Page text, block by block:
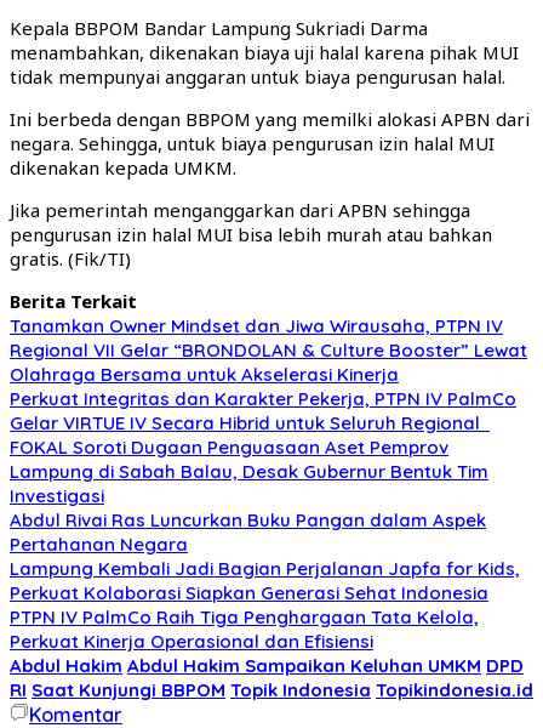
Kepala BBPOM Bandar Lampung Sukriadi Darma
menambahkan, dikenakan biaya uji halal karena pihak MUI
tidak mempunyai anggaran untuk biaya pengurusan halal.
Ini berbeda dengan BBPOM yang memilki alokasi APBN dari
negara. Sehingga, untuk biaya pengurusan izin halal MUI
dikenakan kepada UMKM.
Jika pemerintah menganggarkan dari APBN sehingga
pengurusan izin halal MUI bisa lebih murah atau bahkan
gratis. (Fik/TI)
Berita Terkait
Tanamkan Owner Mindset dan Jiwa Wirausaha, PTPN IV
Regional VII Gelar “BRONDOLAN & Culture Booster” Lewat
Olahraga Bersama untuk Akselerasi Kinerja
Perkuat Integritas dan Karakter Pekerja, PTPN IV PalmCo
Gelar VIRTUE IV Secara Hibrid untuk Seluruh Regional
FOKAL Soroti Dugaan Penguasaan Aset Pemprov
Lampung di Sabah Balau, Desak Gubernur Bentuk Tim
Investigasi
Abdul Rivai Ras Luncurkan Buku Pangan dalam Aspek
Pertahanan Negara
Lampung Kembali Jadi Bagian Perjalanan Japfa for Kids,
Perkuat Kolaborasi Siapkan Generasi Sehat Indonesia
PTPN IV PalmCo Raih Tiga Penghargaan Tata Kelola,
Perkuat Kinerja Operasional dan Efisiensi
Abdul Hakim Abdul Hakim Sampaikan Keluhan UMKM DPD
RI Saat Kunjungi BBPOM Topik Indonesia Topikindonesia.id
Komentar